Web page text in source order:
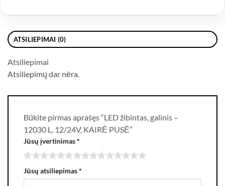
ATSILIEPIMAI (0)
Atsiliepimai
Atsiliepimų dar nėra.
Būkite pirmas aprašęs “LED žibintas, galinis –
12030 L, 12/24V, KAIRĖ PUSĖ”
Jūsų įvertinimas*
Jūsų atsiliepimas*